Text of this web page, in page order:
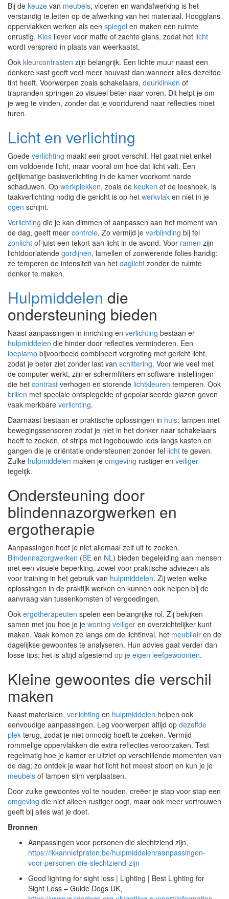
Bij de keuze van meubels, vloeren en wandafwerking is het
verstandig te letten op de afwerking van het materiaal. Hoogglans
oppervlakken werken als een spiegel en maken een ruimte
onrustig. Kies liever voor matte of zachte glans, zodat het licht
wordt verspreid in plaats van weerkaatst.
Ook kleurcontrasten zijn belangrijk. Een lichte muur naast een
donkere kast geeft veel meer houvast dan wanneer alles dezelfde
tint heeft. Voorwerpen zoals schakelaars, deurklinken of
trapranden springen zo visueel beter naar voren. Dit helpt je om
je weg te vinden, zonder dat je voortdurend naar reflecties moet
turen.
Licht en verlichting
Goede verlichting maakt een groot verschil. Het gaat niet enkel
om voldoende licht, maar vooral om hoe dat licht valt. Een
gelijkmatige basisverlichting in de kamer voorkomt harde
schaduwen. Op werkplekken, zoals de keuken of de leeshoek, is
taakverlichting nodig die gericht is op het werkvlak en niet in je
ogen schijnt.
Verlichting die je kan dimmen of aanpassen aan het moment van
de dag, geeft meer controle. Zo vermijd je verblinding bij fel
zonlicht of juist een tekort aan licht in de avond. Voor ramen zijn
lichtdoorlatende gordijnen, lamellen of zonwerende folies handig:
ze temperen de intensiteit van het daglicht zonder de ruimte
donker te maken.
Hulpmiddelen die
ondersteuning bieden
Naast aanpassingen in inrichting en verlichting bestaan er
hulpmiddelen die hinder door reflecties verminderen. Een
loeplamp bijvoorbeeld combineert vergroting met gericht licht,
zodat je beter ziet zonder last van schittering. Voor wie veel met
de computer werkt, zijn er schermfilters en software-instellingen
die het contrast verhogen en storende lichtkleuren temperen. Ook
brillen met speciale ontspiegelde of gepolariseerde glazen geven
vaak merkbare verlichting.
Daarnaast bestaan er praktische oplossingen in huis: lampen met
bewegingssensoren zodat je niet in het donker naar schakelaars
hoeft te zoeken, of strips met ingebouwde leds langs kasten en
gangen die je oriëntatie ondersteunen zonder fel licht te geven.
Zulke hulpmiddelen maken je omgeving rustiger en veiliger
tegelijk.
Ondersteuning door
blindennazorgwerken en
ergotherapie
Aanpassingen hoef je niet allemaal zelf uit te zoeken.
Blindennazorgwerken (BE en NL) bieden begeleiding aan mensen
met een visuele beperking, zowel voor praktische adviezen als
voor training in het gebruik van hulpmiddelen. Zij weten welke
oplossingen in de praktijk werken en kunnen ook helpen bij de
aanvraag van tussenkomsten of vergoedingen.
Ook ergotherapeuten spelen een belangrijke rol. Zij bekijken
samen met jou hoe je je woning veiliger en overzichtelijker kunt
maken. Vaak komen ze langs om de lichtinval, het meubilair en de
dagelijkse gewoontes te analyseren. Hun advies gaat verder dan
losse tips: het is altijd afgestemd op je eigen leefgewoonten.
Kleine gewoontes die verschil
maken
Naast materialen, verlichting en hulpmiddelen helpen ook
eenvoudige aanpassingen. Leg voorwerpen altijd op dezelfde
plek terug, zodat je niet onnodig hoeft te zoeken. Vermijd
rommelige oppervlakken die extra reflecties veroorzaken. Test
regelmatig hoe je kamer er uitziet op verschillende momenten van
de dag; zo ontdek je waar het licht het meest stoort en kun je je
meubels of lampen slim verplaatsen.
Door zulke gewoontes vol te houden, creëer je stap voor stap een
omgeving die niet alleen rustiger oogt, maar ook meer vertrouwen
geeft bij alles wat je doet.
Bronnen
Aanpassingen voor personen die slechtziend zijn,
https://ikkannietpraten.be/hulpmiddelen/aanpassingen-
voor-personen-die-slechtziend-zijn
Good lighting for sight loss | Lighting | Best Lighting for
Sight Loss – Guide Dogs UK,